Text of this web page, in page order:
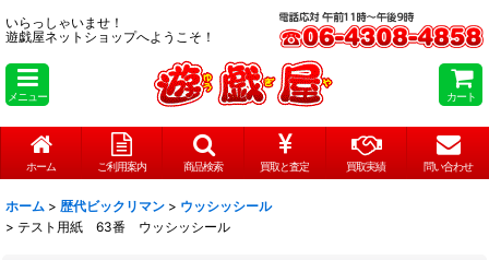
いらっしゃいませ！
遊戯屋ネットショップへようこそ！
メニュー カート
ホーム ご利用案内 商品検索 買取と査定 買取実績 問い合わせ
ホーム > 歴代ビックリマン > ウッシッシール
> テスト用紙 63番 ウッシッシール